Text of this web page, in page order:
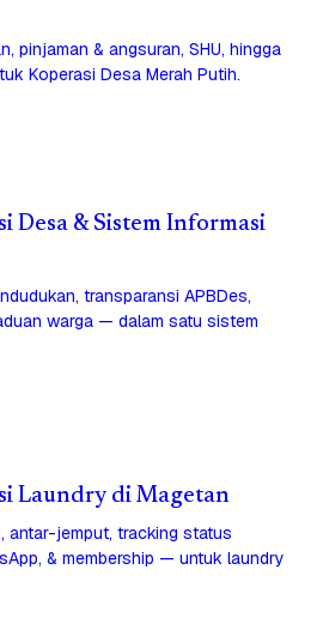
pinjaman & angsuran, SHU, hingga
Koperasi Desa Merah Putih.
Desa & Sistem Informasi
transparansi APBDes,
warga — dalam satu sistem
Laundry di Magetan
antar-jemput, tracking status
& membership — untuk laundry